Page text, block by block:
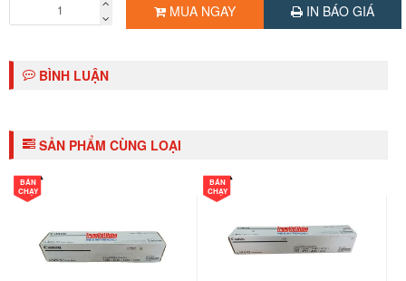
MUA NGAY
IN BÁO GIÁ
BÌNH LUẬN
SẢN PHẨM CÙNG LOẠI
BÁN
CHẠY
BÁN
CHẠY